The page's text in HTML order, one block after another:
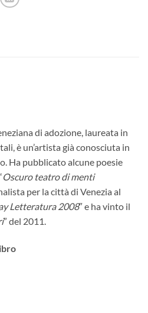
di adozione, laureata in
è un’artista già conosciuta in
Ha pubblicato alcune poesie
Oscuro teatro di menti
per la città di Venezia al
Letteratura 2008″ e ha vinto il
” del 2011.